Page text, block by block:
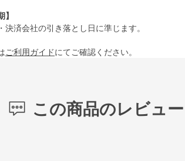
】
決済会社の引き落とし日に準じます。
ご利用ガイドにてご確認ください。
この商品のレビュー